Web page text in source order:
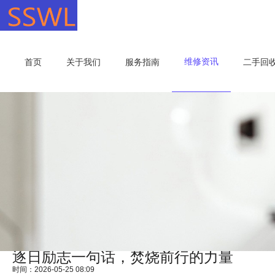
首页 关于我们 服务指南 维修资讯 二手回
逐日励志一句话，焚烧前行的力量
时间：2026-05-25 08:09